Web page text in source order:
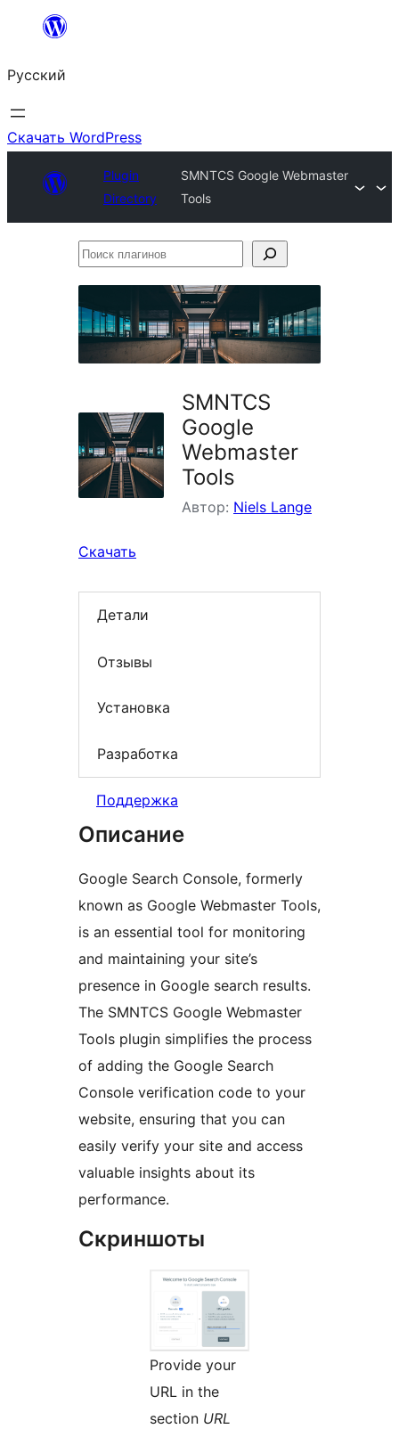
Перейти
содержимому
Русский
Скачать WordPress
Plugin
Directory
SMNTCS Google Webmaster
Tools
Поиск
SMNTCS
Google
Webmaster
Tools
Автор: Niels Lange
Скачать
Детали
Отзывы
Установка
Разработка
Поддержка
Описание
Google Search Console, formerly
known as Google Webmaster Tools,
is an essential tool for monitoring
and maintaining your site’s
presence in Google search results.
The SMNTCS Google Webmaster
Tools plugin simplifies the process
of adding the Google Search
Console verification code to your
website, ensuring that you can
easily verify your site and access
valuable insights about its
performance.
Скриншоты
Provide your
URL in the
section URL